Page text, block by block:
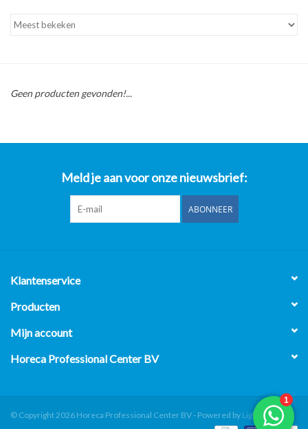
Onderdelen bakwanden
Over ons
Geen producten gevonden!...
Meld je aan voor onze nieuwsbrief:
ABONNEER
Klantenservice
Producten
Mijn account
Horeca Professional Center BV
© Copyright 2026 Horeca Professional Center BV - Powered by Lightspeed